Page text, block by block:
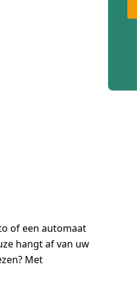
of een automaat
hangt af van uw
Met